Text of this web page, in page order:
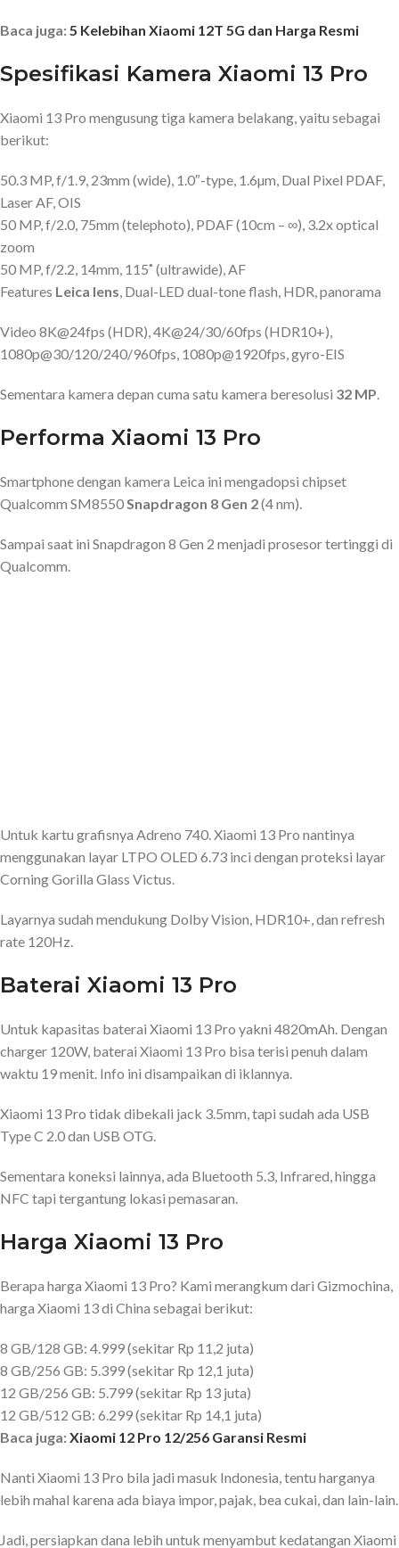
Baca juga:5 Kelebihan Xiaomi 12T 5G dan Harga Resmi
Spesifikasi Kamera Xiaomi 13 Pro
Xiaomi 13 Pro mengusung tiga kamera belakang, yaitu sebagai
berikut:
50.3 MP, f/1.9, 23mm (wide), 1.0″-type, 1.6µm, Dual Pixel PDAF,
Laser AF, OIS
50 MP, f/2.0, 75mm (telephoto), PDAF (10cm – ∞), 3.2x optical
zoom
50 MP, f/2.2, 14mm, 115˚ (ultrawide), AF
Features Leica lens, Dual-LED dual-tone flash, HDR, panorama
Video 8K@24fps (HDR), 4K@24/30/60fps (HDR10+),
1080p@30/120/240/960fps, 1080p@1920fps, gyro-EIS
Sementara kamera depan cuma satu kamera beresolusi 32 MP.
Performa Xiaomi 13 Pro
Smartphone dengan kamera Leica ini mengadopsi chipset
Qualcomm SM8550Snapdragon 8 Gen 2(4 nm).
Sampai saat ini Snapdragon 8 Gen 2 menjadi prosesor tertinggi di
Qualcomm.
Untuk kartu grafisnya Adreno 740. Xiaomi 13 Pro nantinya
menggunakan layar LTPO OLED 6.73 inci dengan proteksi layar
Corning Gorilla Glass Victus.
Layarnya sudah mendukung Dolby Vision, HDR10+, dan refresh
rate 120Hz.
Baterai Xiaomi 13 Pro
Untuk kapasitas baterai Xiaomi 13 Pro yakni 4820mAh. Dengan
charger 120W, baterai Xiaomi 13 Pro bisa terisi penuh dalam
waktu 19 menit. Info ini disampaikan di iklannya.
Xiaomi 13 Pro tidak dibekali jack 3.5mm, tapi sudah ada USB
Type C 2.0 dan USB OTG.
Sementara koneksi lainnya, ada Bluetooth 5.3, Infrared, hingga
NFC tapi tergantung lokasi pemasaran.
Harga Xiaomi 13 Pro
Berapa harga Xiaomi 13 Pro? Kami merangkum dari Gizmochina,
harga Xiaomi 13 di China sebagai berikut:
8 GB/128 GB: 4.999 (sekitar Rp 11,2 juta)
8 GB/256 GB: 5.399 (sekitar Rp 12,1 juta)
12 GB/256 GB: 5.799 (sekitar Rp 13 juta)
12 GB/512 GB: 6.299 (sekitar Rp 14,1 juta)
Baca juga:Xiaomi 12 Pro 12/256 Garansi Resmi
Nanti Xiaomi 13 Pro bila jadi masuk Indonesia, tentu harganya
lebih mahal karena ada biaya impor, pajak, bea cukai, dan lain-lain.
Jadi, persiapkan dana lebih untuk menyambut kedatangan Xiaomi